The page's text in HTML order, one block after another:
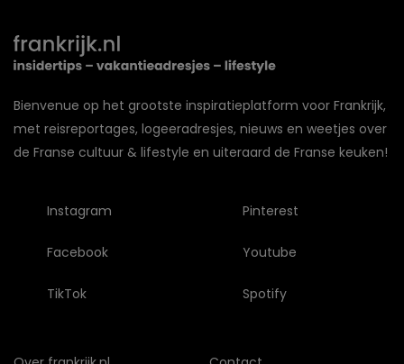
Bienvenue op het grootste inspiratieplatform voor Frankrijk,
met reisreportages, logeeradresjes, nieuws en weetjes over
de Franse cultuur & lifestyle en uiteraard de Franse keuken!
Instagram
Facebook
TikTok
Pinterest
Youtube
Spotify